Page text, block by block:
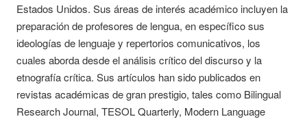
Estados Unidos. Sus áreas de interés académico incluyen la
preparación de profesores de lengua, en específico sus
ideologías de lenguaje y repertorios comunicativos, los
cuales aborda desde el análisis crítico del discurso y la
etnografía crítica. Sus artículos han sido publicados en
revistas académicas de gran prestigio, tales como Bilingual
Research Journal, TESOL Quarterly, Modern Language